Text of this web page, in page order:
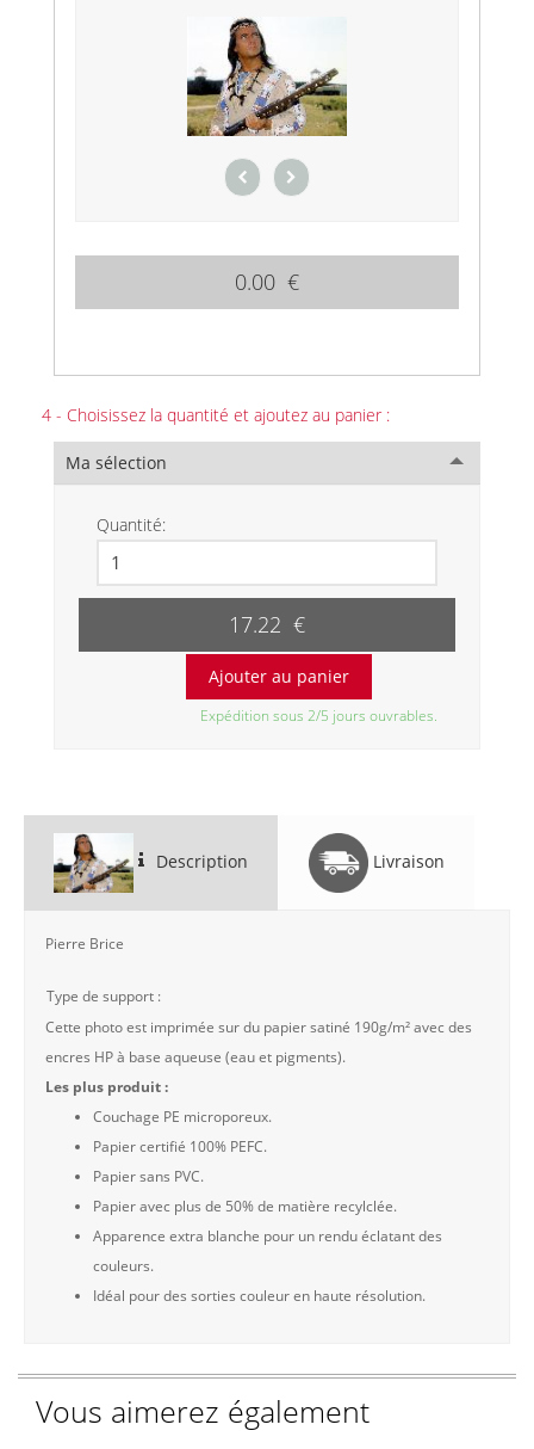
0.00 €
4 - Choisissez la quantité et ajoutez au panier :
Ma sélection
Quantité:
17.22 €
Expédition sous 2/5 jours ouvrables.
Description Livraison
Pierre Brice
Type de support :
Cette photo est imprimée sur du papier satiné 190g/m² avec des
encres HP à base aqueuse (eau et pigments).
Les plus produit :
Couchage PE microporeux.
Papier certifié 100% PEFC.
Papier sans PVC.
Papier avec plus de 50% de matière recylclée.
Apparence extra blanche pour un rendu éclatant des
couleurs.
Idéal pour des sorties couleur en haute résolution.
Vous aimerez également